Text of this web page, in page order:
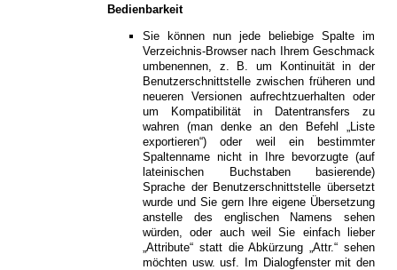
Bedienbarkeit
Sie können nun jede beliebige Spalte im
Verzeichnis-Browser nach Ihrem Geschmack
umbenennen, z. B. um Kontinuität in der
Benutzerschnittstelle zwischen früheren und
neueren Versionen aufrechtzuerhalten oder
um Kompatibilität in Datentransfers zu
wahren (man denke an den Befehl „Liste
exportieren“) oder weil ein bestimmter
Spaltenname nicht in Ihre bevorzugte (auf
lateinischen Buchstaben basierende)
Sprache der Benutzerschnittstelle übersetzt
wurde und Sie gern Ihre eigene Übersetzung
anstelle des englischen Namens sehen
würden, oder auch weil Sie einfach lieber
„Attribute“ statt die Abkürzung „Attr.“ sehen
möchten usw. usf. Im Dialogfenster mit den